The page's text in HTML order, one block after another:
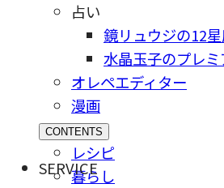
占い
鏡リュウジの12
水晶玉子のプレ
オレペエディター
漫画
CONTENTS
レシピ
暮らし
SERVICE